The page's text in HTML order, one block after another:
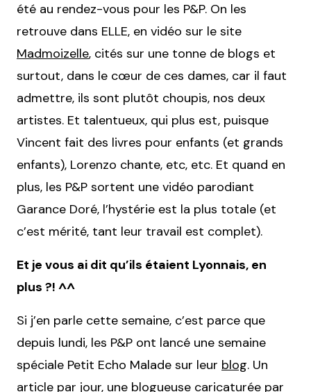
été au rendez-vous pour les P&P. On les
retrouve dans ELLE, en vidéo sur le site
Madmoizelle, cités sur une tonne de blogs et
surtout, dans le cœur de ces dames, car il faut
admettre, ils sont plutôt choupis, nos deux
artistes. Et talentueux, qui plus est, puisque
Vincent fait des livres pour enfants (et grands
enfants), Lorenzo chante, etc, etc. Et quand en
plus, les P&P sortent une vidéo parodiant
Garance Doré, l’hystérie est la plus totale (et
c’est mérité, tant leur travail est complet).
Et je vous ai dit qu’ils étaient Lyonnais, en
plus ?! ^^
Si j’en parle cette semaine, c’est parce que
depuis lundi, les P&P ont lancé une semaine
spéciale Petit Echo Malade sur leur blog. Un
article par jour, une blogueuse caricaturée par